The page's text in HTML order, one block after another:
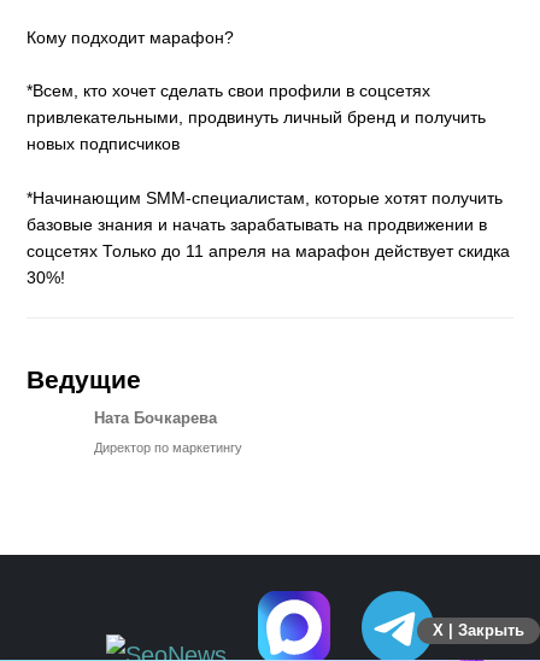
Кому подходит марафон?
*Всем, кто хочет сделать свои профили в соцсетях
привлекательными, продвинуть личный бренд и получить
новых подписчиков
*Начинающим SMM-специалистам, которые хотят получить
базовые знания и начать зарабатывать на продвижении в
соцсетях Только до 11 апреля на марафон действует скидка
30%!
Ведущие
Ната Бочкарева
Директор по маркетингу
X | Закрыть